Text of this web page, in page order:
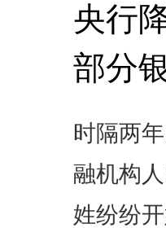
央行
部分
时隔两
融机构
姓纷纷